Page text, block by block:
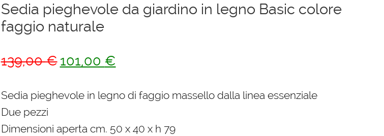
Sedia pieghevole da giardino in legno Basic colore
faggio naturale
139,00€ Il
originale
139,00 €.
101,00 €
attuale
101,00 €.
Sedia pieghevole in legno di faggio massello dalla linea essenziale
Due pezzi
Dimensioni aperta cm. 50 x 40 x h 79